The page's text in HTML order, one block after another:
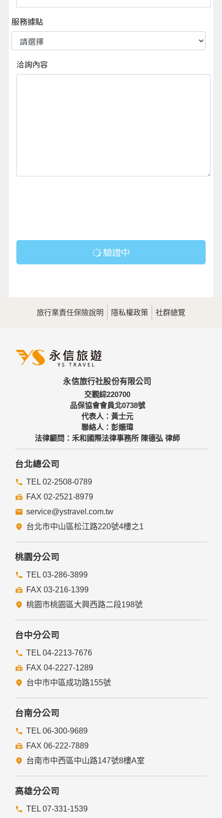
服務據點
洽詢內容
驗證中
旅行業責任保險說明 隱私權政策 社群總覽
永信旅行社股份有限公司
交觀綜220700
品保協會會員北0738號
代表人：黃士元
聯絡人：彭姍瑋
法律顧問：禾和國際法律事務所 陳德弘 律師
台北總公司
TEL 02-2508-0789
FAX 02-2521-8979
service@ystravel.com.tw
台北市中山區松江路220號4樓之1
桃園分公司
TEL 03-286-3899
FAX 03-216-1399
桃園市桃園區大興西路二段198號
台中分公司
TEL 04-2213-7676
FAX 04-2227-1289
台中市中區成功路155號
台南分公司
TEL 06-300-9689
FAX 06-222-7889
台南市中西區中山路147號8樓A室
高雄分公司
TEL 07-331-1539